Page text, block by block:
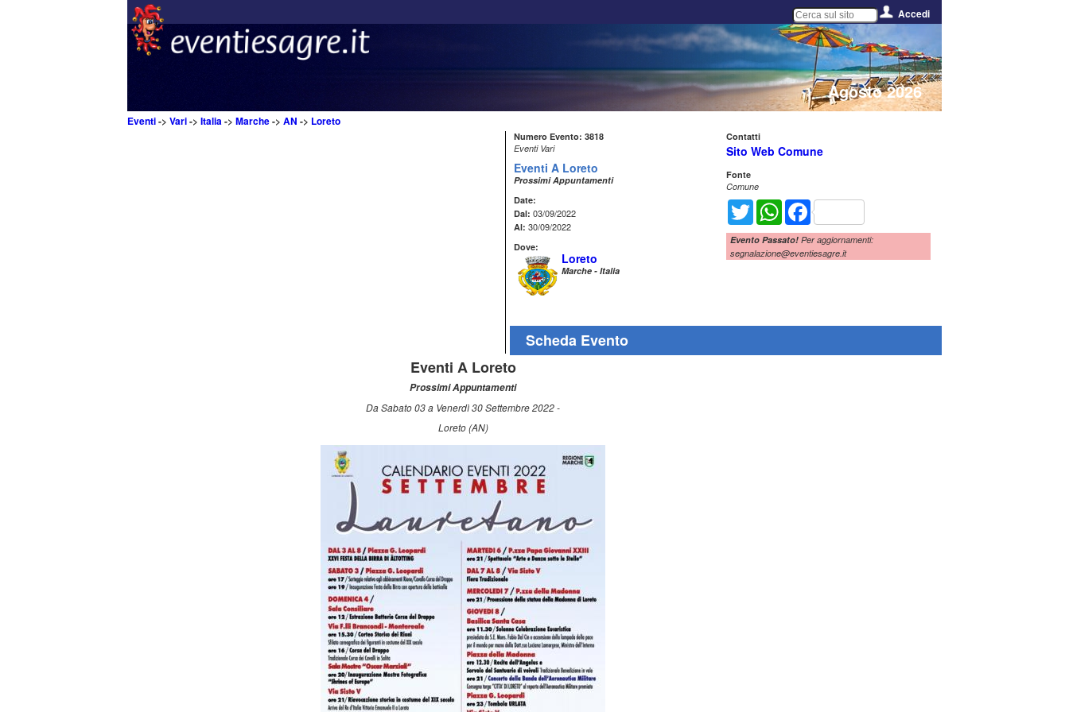
Accedi
Agosto 2026
Eventi-> Vari-> Italia-> Marche-> AN -> Loreto
Numero Evento: 3818
Eventi Vari
Eventi A Loreto
Prossimi Appuntamenti
Date:
Dal: 03/09/2022
Al: 30/09/2022
Dove:
Loreto
Marche - Italia
Contatti
Sito Web Comune
Fonte
Comune
Twitter WhatsAppFacebook
Evento Passato! Per aggiornamenti:
segnalazione@eventiesagre.it
Scheda Evento
Eventi A Loreto
Prossimi Appuntamenti
Da Sabato 03 a Venerdì 30 Settembre 2022 -
Loreto (AN)